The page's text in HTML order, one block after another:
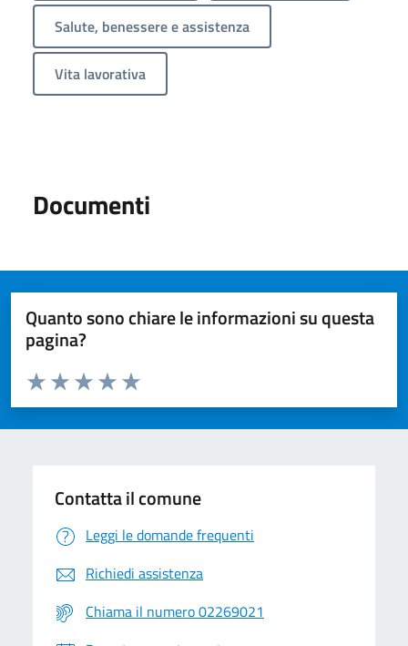
Salute, benessere e assistenza
Vita lavorativa
Documenti
Quanto sono chiare le informazioni su questa
pagina?
Valuta da 1 a 5 stelle la pagina
Valuta 5 stelle su 5
Valuta 4 stelle su 5
Valuta 3 stelle su 5
Valuta 2 stelle su 5
Valuta 1 stelle su 5
Contatta il comune
Leggi le domande frequenti
Richiedi assistenza
Chiama il numero 02269021